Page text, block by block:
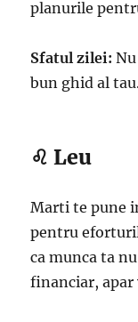
planurile
Sfatul zilei:
bun ghid al
♌ Leu
Marti te pune
pentru
ca munca ta
financiar, apar